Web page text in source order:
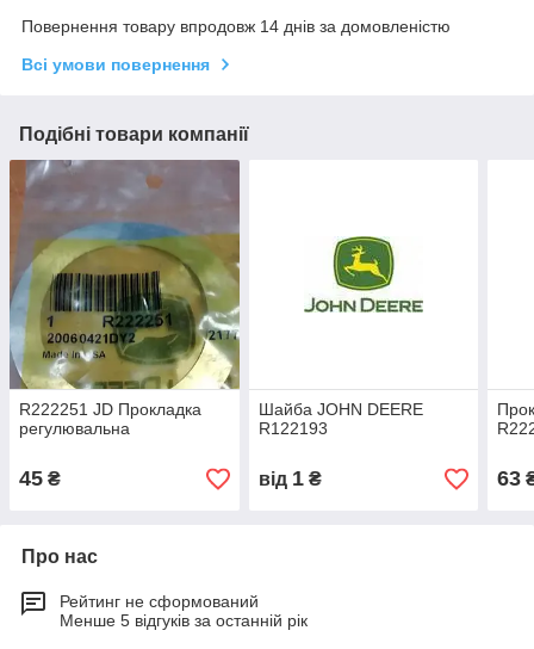
Повернення товару впродовж 14 днів за домовленістю
Всі умови повернення
Подібні товари компанії
R222251 JD Прокладка
регулювальна
45 ₴
Шайба JOHN DEERE
R122193
від 1₴ 63
Про нас
Рейтинг не сформований
Менше 5 відгуків за останній рік